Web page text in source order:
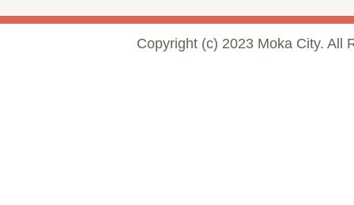
Copyright (c) 2023 Moka City. All